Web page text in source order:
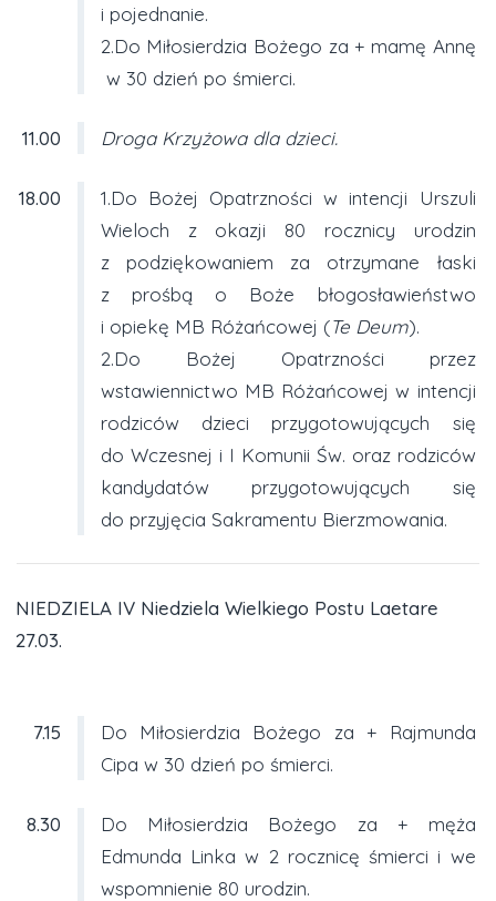
i pojednanie.
2.Do Miłosierdzia Bożego za + mamę Annę
w 30 dzień po śmierci.
11.00 Droga Krzyżowa dla dzieci.
18.00
1.Do Bożej Opatrzności w intencji Urszuli
Wieloch z okazji 80 rocznicy urodzin
z podziękowaniem za otrzymane łaski
z prośbą o Boże błogosławieństwo
i opiekę MB Różańcowej (Te Deum).
2.Do Bożej Opatrzności przez
wstawiennictwo MB Różańcowej w intencji
rodziców dzieci przygotowujących się
do Wczesnej i I Komunii Św. oraz rodziców
kandydatów przygotowujących się
do przyjęcia Sakramentu Bierzmowania.
NIEDZIELA IV Niedziela Wielkiego Postu Laetare
27.03.
7.15
Do Miłosierdzia Bożego za + Rajmunda
Cipa w 30 dzień po śmierci.
8.30
Do Miłosierdzia Bożego za + męża
Edmunda Linka w 2 rocznicę śmierci i we
wspomnienie 80 urodzin.